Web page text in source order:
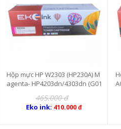
Hộp mực HP W2300 (HP230A) BL
ACK- HP4203dn/4303dn (G0110
465.000 đ
Eko ink: 410.000 đ